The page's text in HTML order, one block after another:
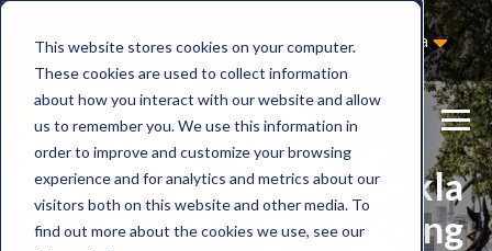
This website stores cookies on your computer.
These cookies are used to collect information
about how you interact with our website and allow
us to remember you. We use this information in
order to improve and customize your browsing
experience and for analytics and metrics about our
visitors both on this website and other media. To
find out more about the cookies we use, see our
Kontakta oss
Svenska
Lidingö stad – att utveckla
ansvarsfull AI-användning